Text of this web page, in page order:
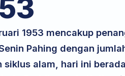
1953 mencakup
Pahing dengan
alam, hari ini